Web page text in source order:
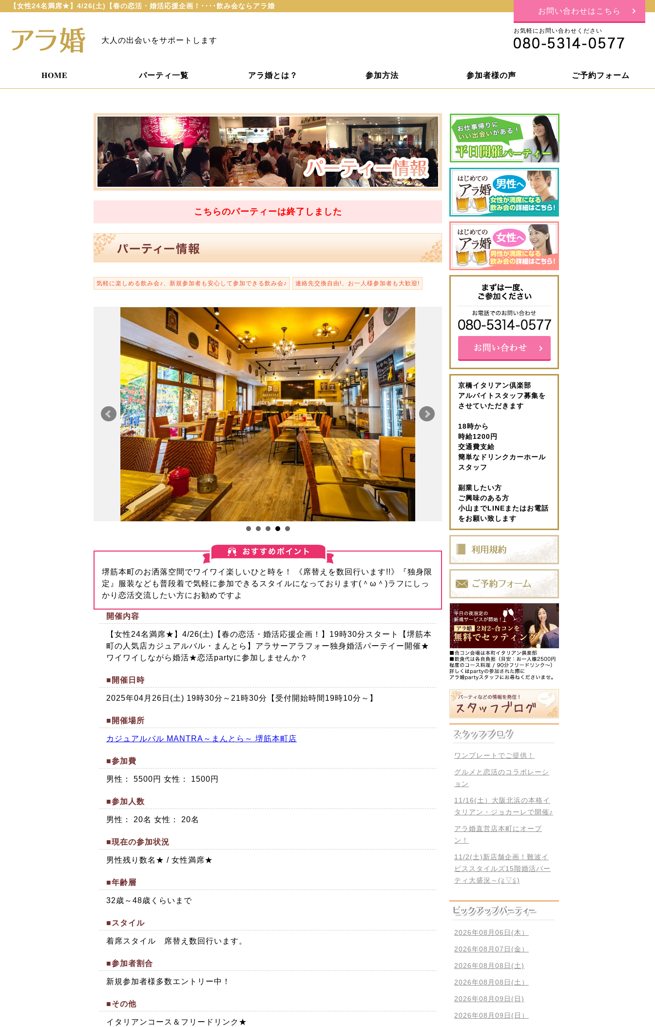
【女性24名満席★】4/26(土)【春の恋活・婚活応援企画！････飲み会ならアラ婚
大人の出会いをサポートします
お問い合わせはこちら
お気軽にお問い合わせください
HOME パーティ一覧 アラ婚とは？ 参加方法 参加者様の声 ご予約フォーム
こちらのパーティーは終了 しました
気軽に楽しめる飲み会♪、新規参加者も安心して参加できる飲み会♪ 連絡先交換自由!、お一人様参加者も大歓迎!
堺筋本町のお洒落空間でワイワイ楽しいひと時を！ 《席替えを数回行います!!》『独身限
定』服装なども普段着で気軽に参加できるスタイルになっております(＾ω＾)ラフにしっ
かり恋活交流したい方にお勧めですよ
開催内容
【女性24名満席★】4/26(土)【春の恋活・婚活応援企画！】19時30分スタート【堺筋本
町の人気店カジュアルバル・まんとら】アラサーアラフォー独身婚活パーテイー開催★
ワイワイしながら婚活★恋活partyに参加しませんか？
■開催日時
2025年04月26日(土) 19時30分～21時30分【受付開始時間19時10分～】
■開催場所
カジュアルバル MANTRA～まんとら～ 堺筋本町店
■参加費
男性： 5500円 女性： 1500円
■参加人数
男性： 20名 女性： 20名
■現在の参加状況
男性残り数名★ / 女性満席★
■年齢層
32歳～48歳くらいまで
■スタイル
着席スタイル 席替え数回行います。
■参加者割合
新規参加者様多数エントリー中！
■その他
イタリアンコース＆フリードリンク★
京橋イタリアン倶楽部
アルバイトスタッフ募集を
させていただきます
18時から
時給1200円
交通費支給
簡単なドリンクカーホール
スタッフ
副業したい方
ご興味のある方
小山までLINEまたはお電話
をお願い致します
ワンプレートでご提供！
グルメと恋活のコラボレーシ
ョン
11/16(土）大阪北浜の本格イ
タリアン・ジョカーレで開催♪
アラ婚直営店本町にオープ
ン！
11/2(土)新店舗企画！難波イ
ビススタイルズ15階婚活パー
ティ大盛況～(≧▽≦)
2026年08月06日(木）
2026年08月07日(金）
2026年08月08日(土)
2026年08月08日(土）
2026年08月09日(日)
2026年08月09日(日）